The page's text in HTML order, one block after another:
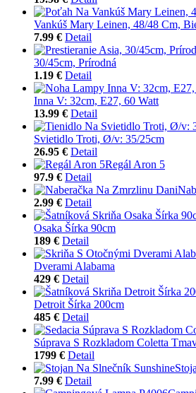
Vankúš Mary Leinen, 48/48 Cm,
7.99 € Detail
30/45cm, Prírodná
1.19 € Detail
Inna V: 32cm, E27, 60 Watt
13.99 € Detail
Svietidlo Troti, Ø/v: 35/25cm
26.95 € Detail
Regál Aron 5
97.9 € Detail
2.99 € Detail
Osaka Šírka 90cm
189 € Detail
Dverami Alabama
429 € Detail
Detroit Šírka 200cm
485 € Detail
Súprava S Rozkladom Coletta
1799 € Detail
7.99 € Detail